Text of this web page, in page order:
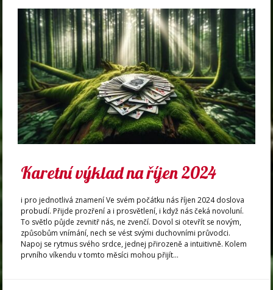
Karetní výklad na říjen 2024
i pro jednotlivá znamení Ve svém počátku nás říjen 2024 doslova
probudí. Přijde prozření a i prosvětlení, i když nás čeká novoluní.
To světlo půjde zevnitř nás, ne zvenčí. Dovol si otevřít se novým,
způsobům vnímání, nech se vést svými duchovními průvodci.
Napoj se rytmus svého srdce, jednej přirozeně a intuitivně. Kolem
prvního víkendu v tomto měsíci mohou přijít...